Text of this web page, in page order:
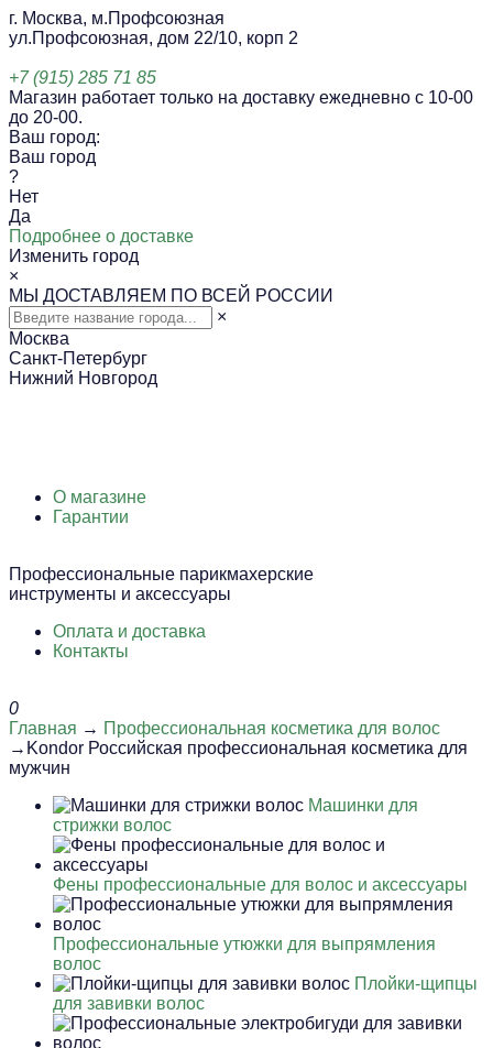
г. Москва, м.Профсоюзная
ул.Профсоюзная, дом 22/10, корп 2
+7 (915) 285 71 85
Магазин работает только на доставку ежедневно с 10-00
до 20-00.
Ваш город:
Ваш город
?
Нет
Да
Подробнее о доставке
Изменить город
×
МЫ ДОСТАВЛЯЕМ ПО ВСЕЙ РОССИИ
×
Москва
Санкт-Петербург
Нижний Новгород
О магазине
Гарантии
Профессиональные парикмахерские
инструменты и аксессуары
Оплата и доставка
Контакты
0
Главная → Профессиональная косметика для волос
→Kondor Российская профессиональная косметика для
мужчин
Машинки для
стрижки волос
Фены профессиональные для волос и аксессуары
Профессиональные утюжки для выпрямления
волос
Плойки-щипцы
для завивки волос